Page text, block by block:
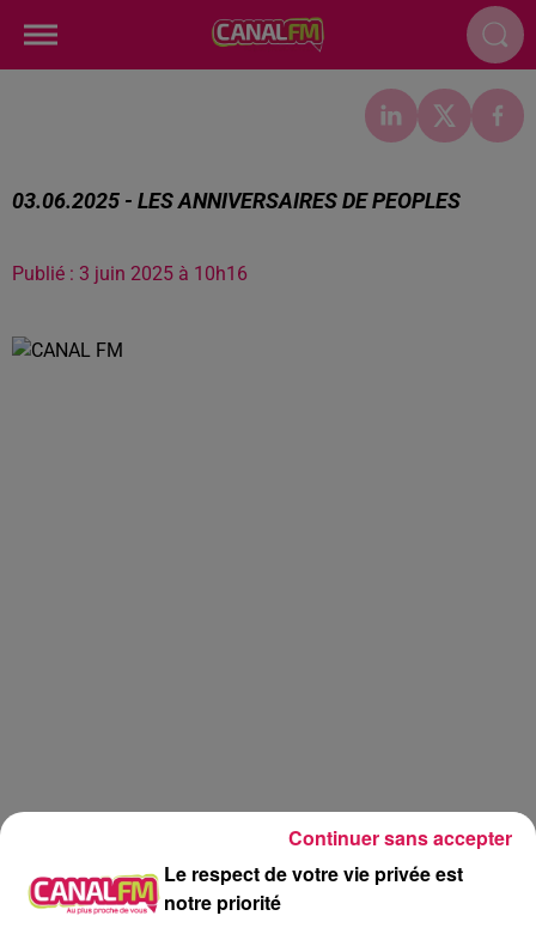
03.06.2025 - LES ANNIVERSAIRES DE PEOPLES
Publié : 3 juin 2025 à 10h16
Le respect de votre vie privée est
notre priorité
Continuer sans accepter